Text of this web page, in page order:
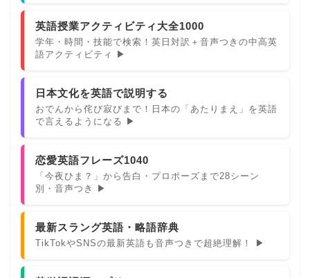
英語授業アクティビティ大全1000
学年・時間・技能で検索！英日対訳＋音声つきの中高英
語アクティビティ ▶
日本文化を英語で説明する
おでんから侘び寂びまで！日本の「あたりまえ」を英語
で言えるようになる ▶
恋愛英語フレーズ1040
「今夜ひま？」から告白・プロポーズまで28シーン
別・音声つき ▶
最新スラング英語・略語辞典
TikTokやSNSの最新英語も音声つきで超絶理解！ ▶